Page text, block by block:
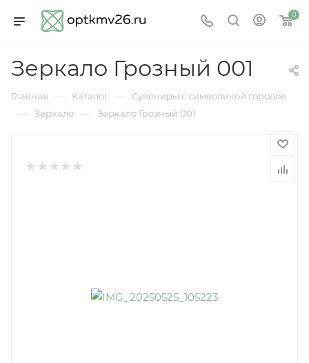
0
Зеркало Грозный 001
Главная — Каталог — Сувениры с символикой городов
— Зеркало — Зеркало Грозный 001